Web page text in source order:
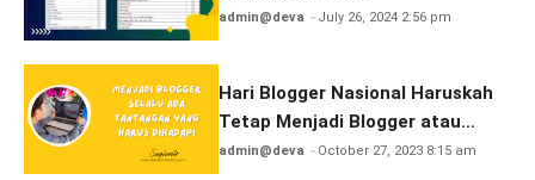
admin@deva July 26, 2024 2:56 pm
Hari Blogger Nasional Haruskah
Tetap Menjadi Blogger atau
Berhenti?
admin@deva October 27, 2023 8:15 am